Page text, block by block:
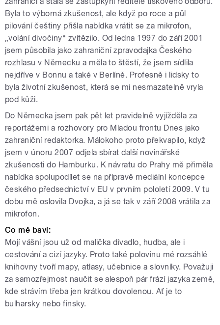
Byla to výborná zkušenost, ale když po roce a půl
pilování češtiny přišla nabídka vrátit se za mikrofon,
„volání divočiny“ zvítězilo. Od ledna 1997 do září 2001
jsem působila jako zahraniční zpravodajka Českého
rozhlasu v Německu a měla to štěstí, že jsem sídlila
nejdříve v Bonnu a také v Berlíně. Profesně i lidsky to
byla životní zkušenost, která se mi nesmazatelně vryla
pod kůži.
Do Německa jsem pak pět let pravidelně vyjížděla za
reportážemi a rozhovory pro Mladou frontu Dnes jako
zahraniční redaktorka. Málokoho proto překvapilo, když
jsem v únoru 2007 odjela sbírat další novinářské
zkušenosti do Hamburku. K návratu do Prahy mě přiměla
nabídka spolupodílet se na přípravě mediální koncepce
českého předsednictví v EU v prvním pololetí 2009. V tu
dobu mě oslovila Dvojka, a já se tak v září 2008 vrátila za
mikrofon.
Co mě baví:
Mojí vášní jsou už od malička divadlo, hudba, ale i
cestování a cizí jazyky. Proto také polovinu mé rozsáhlé
knihovny tvoří mapy, atlasy, učebnice a slovníky. Považuji
za samozřejmost naučit se alespoň pár frází jazyka země,
kde strávím třeba jen krátkou dovolenou. Ať je to
bulharsky nebo finsky.